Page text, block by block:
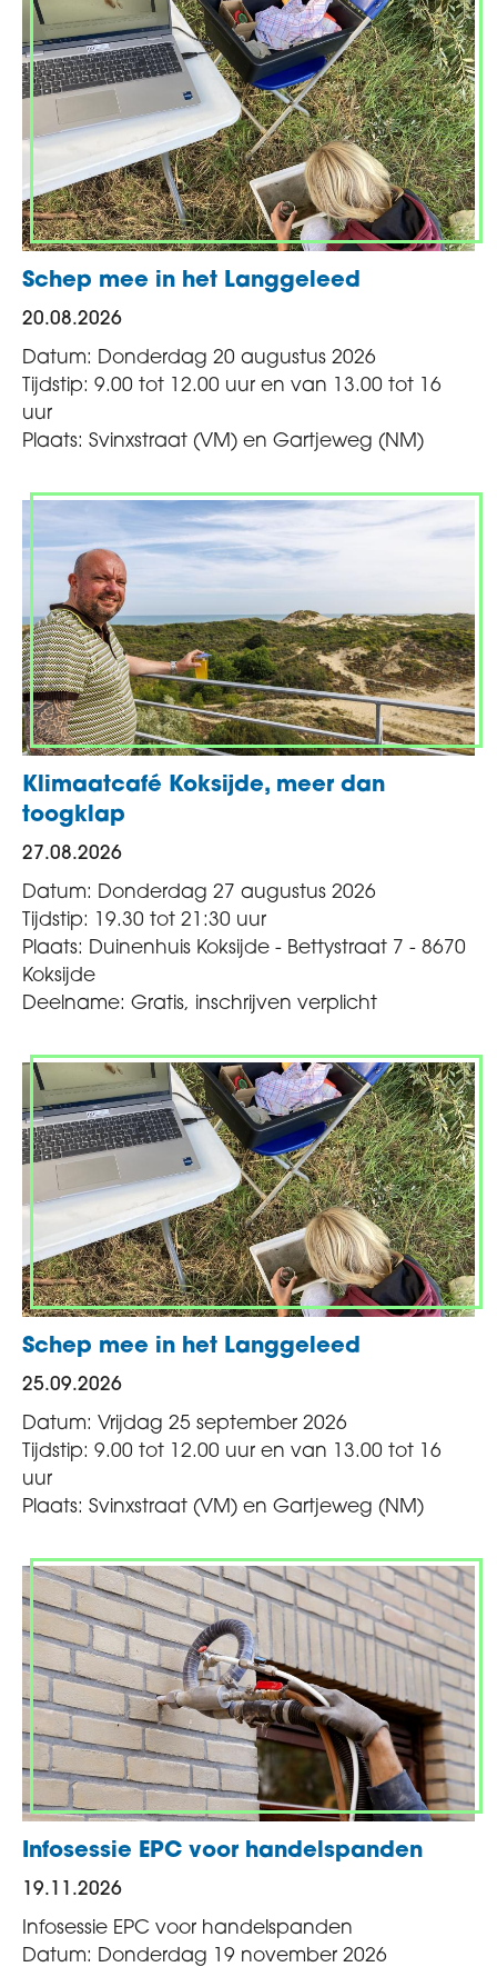
Schep mee in het Langgeleed
20.08.2026
Datum: Donderdag 20 augustus 2026
Tijdstip: 9.00 tot 12.00 uur en van 13.00 tot 16
uur
Plaats: Svinxstraat (VM) en Gartjeweg (NM)
Klimaatcafé Koksijde, meer dan
toogklap
27.08.2026
Datum: Donderdag 27 augustus 2026
Tijdstip: 19.30 tot 21:30 uur
Plaats: Duinenhuis Koksijde - Bettystraat 7 - 8670
Koksijde
Deelname: Gratis, inschrijven verplicht
Schep mee in het Langgeleed
25.09.2026
Datum: Vrijdag 25 september 2026
Tijdstip: 9.00 tot 12.00 uur en van 13.00 tot 16
uur
Plaats: Svinxstraat (VM) en Gartjeweg (NM)
Infosessie EPC voor handelspanden
19.11.2026
Infosessie EPC voor handelspanden
Datum: Donderdag 19 november 2026